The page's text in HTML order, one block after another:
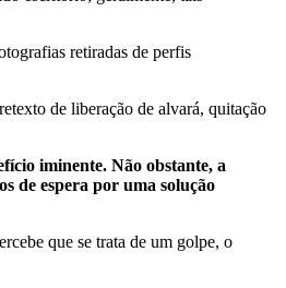
retiradas de perfis
de liberação de alvará, quitação
iminente. Não obstante, a
de espera por uma solução
que se trata de um golpe, o